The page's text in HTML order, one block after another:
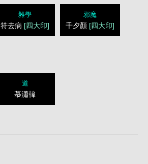
雜學
符去病 [四大印]
邪魔
千夕顏 [四大印]
道
慕瀟韓